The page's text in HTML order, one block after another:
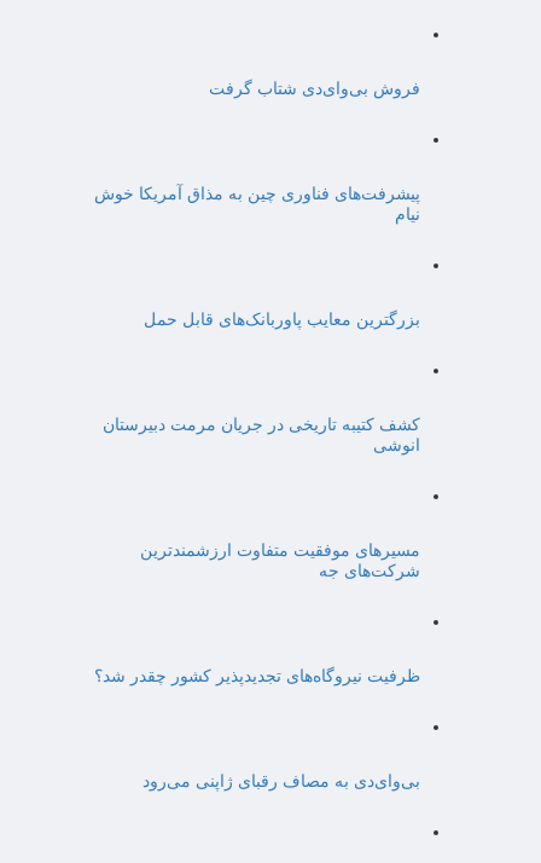
فروش بی‌وای‌دی شتاب گرفت
پیشرفت‌های فناوری چین به مذاق آمریکا خوش
نیام
بزرگترین معایب پاوربانک‌های قابل حمل
کشف کتیبه تاریخی در جریان مرمت دبیرستان
انوشی
مسیرهای موفقیت متفاوت ارزشمندترین
شرکت‌های جه
ظرفیت نیروگاه‌های تجدیدپذیر کشور چقدر شد؟
بی‌وای‌دی به مصاف رقبای ژاپنی می‌رود